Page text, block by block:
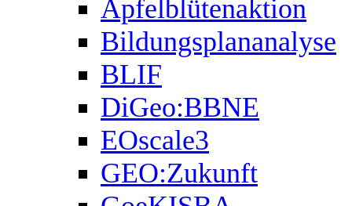
Apfelblütenaktion
Bildungsplananalyse
BLIF
DiGeo:BBNE
EOscale3
GEO:Zukunft